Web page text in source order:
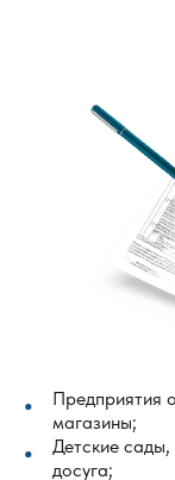
Предприятия
магазины;
Детские
досуга;